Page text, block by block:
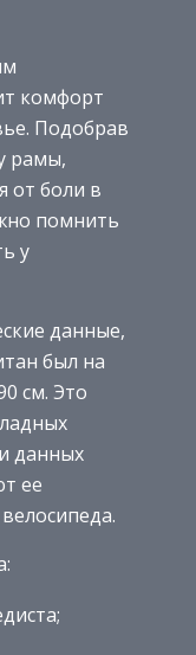
комфорт
Подобрав
рамы,
от боли в
помнить
у
данные,
был на
см. Это
данных
ее